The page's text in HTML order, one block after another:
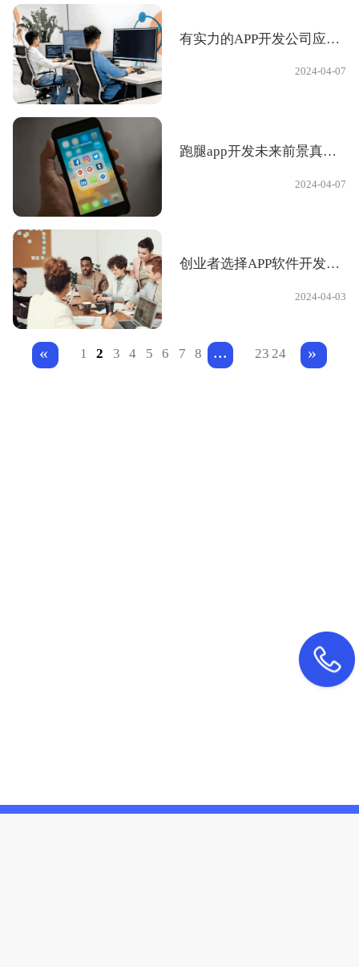
有实力的APP开发公司应该具备的4大核心优势
2024-04-07
跑腿app开发未来前景真的值得企业跟风抢道吗？
2024-04-07
创业者选择APP软件开发公司这5点要重点关注
2024-04-03
« 1 2 3 4 5 6 7 8 ... 23 24 »